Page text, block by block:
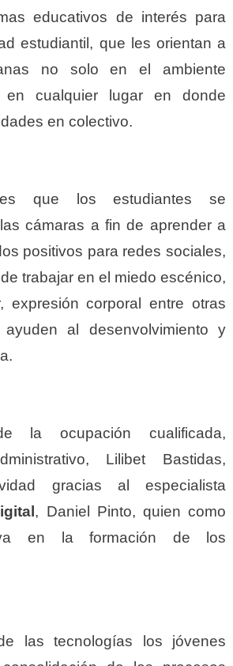
educativos de interés para
estudiantil, que les orientan a
no solo en el ambiente
en cualquier lugar en donde
en colectivo.
que los estudiantes se
cámaras a fin de aprender a
positivos para redes sociales,
trabajar en el miedo escénico,
expresión corporal entre otras
al desenvolvimiento y
la ocupación cualificada,
Lilibet Bastidas,
gracias al especialista
, Daniel Pinto, quien como
en la formación de los
las tecnologías los jóvenes